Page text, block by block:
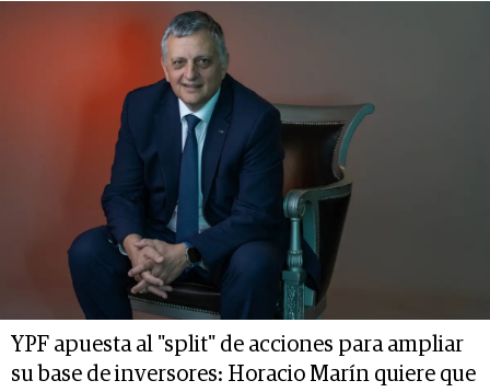
YPF apuesta al "split" de acciones para ampliar
su base de inversores: Horacio Marín quiere que